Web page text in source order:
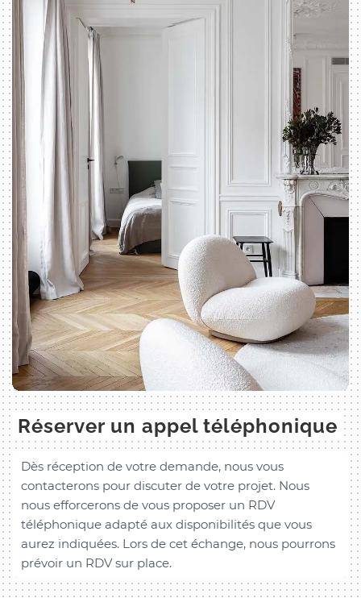
Réserver un appel téléphonique
Dès réception de votre demande, nous vous
contacterons pour discuter de votre projet. Nous
nous efforcerons de vous proposer un RDV
téléphonique adapté aux disponibilités que vous
aurez indiquées. Lors de cet échange, nous pourrons
prévoir un RDV sur place.